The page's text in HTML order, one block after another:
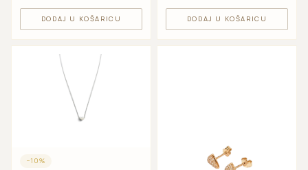
DODAJ U KOŠARICU DODAJ U KOŠARICU
−10%